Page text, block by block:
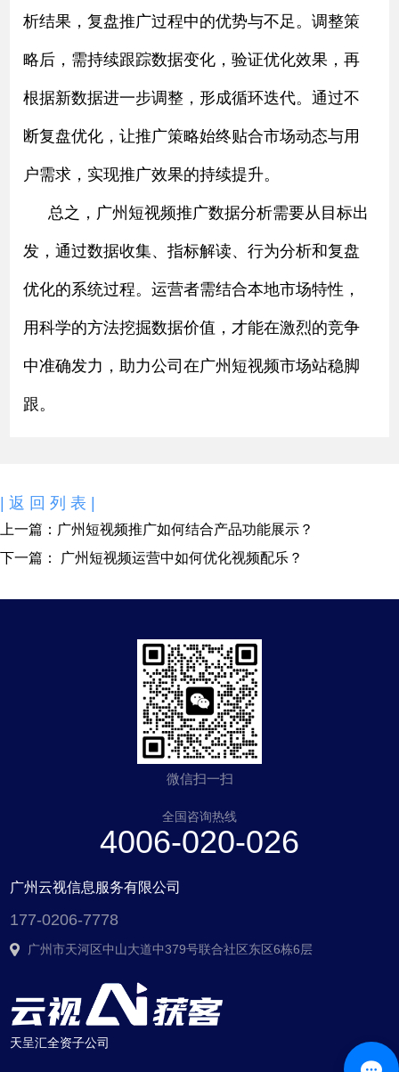
析结果，复盘推广过程中的优势与不足。调整策
略后，需持续跟踪数据变化，验证优化效果，再
根据新数据进一步调整，形成循环迭代。通过不
断复盘优化，让推广策略始终贴合市场动态与用
户需求，实现推广效果的持续提升。
总之，广州短视频推广数据分析需要从目标出
发，通过数据收集、指标解读、行为分析和复盘
优化的系统过程。运营者需结合本地市场特性，
用科学的方法挖掘数据价值，才能在激烈的竞争
中准确发力，助力公司在广州短视频市场站稳脚
跟。
|返回列表|
上一篇： 广州短视频推广如何结合产品功能展示？
下一篇：
广州短视频运营中如何优化视频配乐？
微信扫一扫
全国咨询热线
4006-020-026
广州云视信息服务有限公司
177-0206-7778
广州市天河区中山大道中379号联合社区东区6栋6层
天呈汇全资子公司